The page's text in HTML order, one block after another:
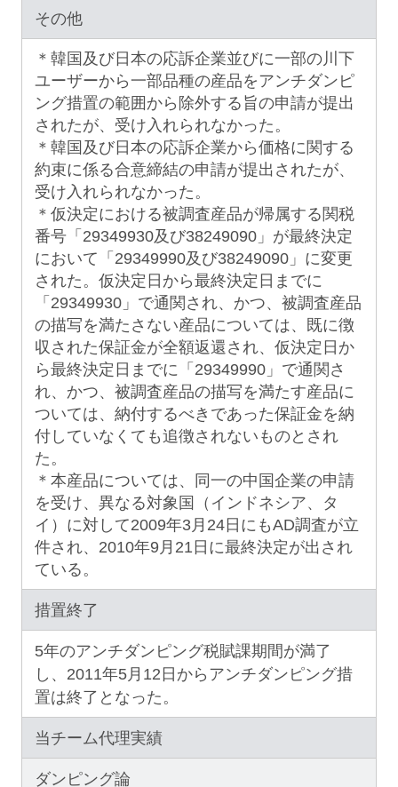
その他
＊韓国及び日本の応訴企業並びに一部の川下
ユーザーから一部品種の産品をアンチダンピ
ング措置の範囲から除外する旨の申請が提出
されたが、受け入れられなかった。
＊韓国及び日本の応訴企業から価格に関する
約束に係る合意締結の申請が提出されたが、
受け入れられなかった。
＊仮決定における被調査産品が帰属する関税
番号「29349930及び38249090」が最終決定
において「29349990及び38249090」に変更
された。仮決定日から最終決定日までに
「29349930」で通関され、かつ、被調査産品
の描写を満たさない産品については、既に徴
収された保証金が全額返還され、仮決定日か
ら最終決定日までに「29349990」で通関さ
れ、かつ、被調査産品の描写を満たす産品に
ついては、納付するべきであった保証金を納
付していなくても追徴されないものとされ
た。
＊本産品については、同一の中国企業の申請
を受け、異なる対象国（インドネシア、タ
イ）に対して2009年3月24日にもAD調査が立
件され、2010年9月21日に最終決定が出され
ている。
措置終了
5年のアンチダンピング税賦課期間が満了
し、2011年5月12日からアンチダンピング措
置は終了となった。
当チーム代理実績
ダンピング論